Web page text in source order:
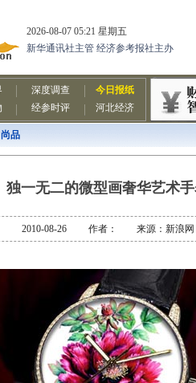
尚品
独一无二的微型画奢华艺术
2010-08-26 作者： 来源：新浪网